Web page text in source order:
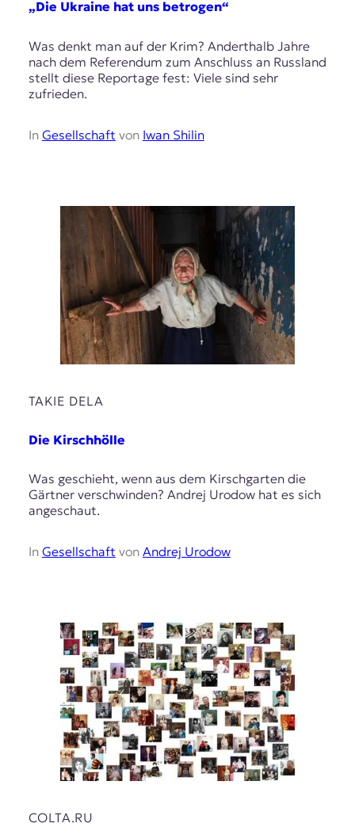
„Die Ukraine hat uns betrogen“
Was denkt man auf der Krim? Anderthalb Jahre
nach dem Referendum zum Anschluss an Russland
stellt diese Reportage fest: Viele sind sehr
zufrieden.
In Gesellschaft von Iwan Shilin
TAKIE DELA
Die Kirschhölle
Was geschieht, wenn aus dem Kirschgarten die
Gärtner verschwinden? Andrej Urodow hat es sich
angeschaut.
In Gesellschaft von Andrej Urodow
COLTA.RU